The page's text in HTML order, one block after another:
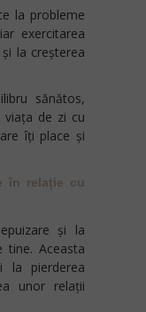
la probleme
exercitarea
la creșterea
sănătos,
viața de zi cu
îți place și
în relație cu
și la
tine. Aceasta
la pierderea
unor relații